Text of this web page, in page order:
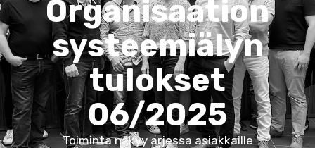
Organisaation
systeemiälyn
tulokset
06/2025
Toiminta näkyy arjessa asiakkaille